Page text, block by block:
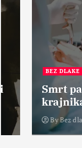
BEZ DLAKE
Smrt
krajnika,
Bez dlake